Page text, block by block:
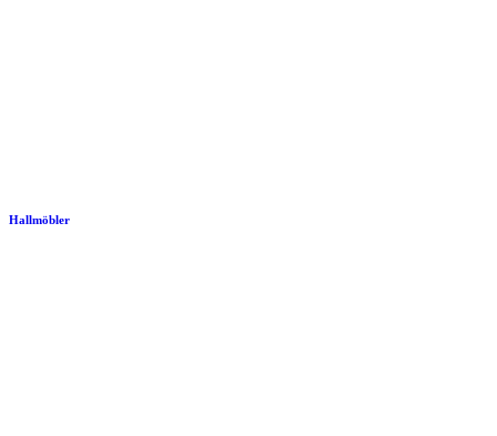
Hallmöbler